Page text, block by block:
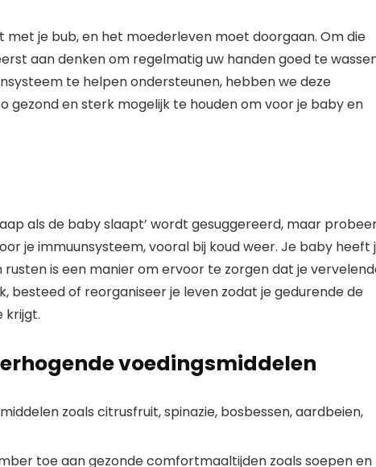
met je bub, en het moederleven moet doorgaan. Om die
aan denken om regelmatig uw handen goed te
te helpen ondersteunen, hebben we deze
gezond en sterk mogelijk te houden om voor je baby en
als de baby slaapt’ wordt gesuggereerd, maar
je immuunsysteem, vooral bij koud weer. Je baby heeft
is een manier om ervoor te zorgen dat je
besteed of reorganiseer je leven zodat je gedurende de
krijgt.
voedingsmiddelen
zoals citrusfruit, spinazie, bosbessen, aardbeien,
toe aan gezonde comfortmaaltijden zoals soepen en